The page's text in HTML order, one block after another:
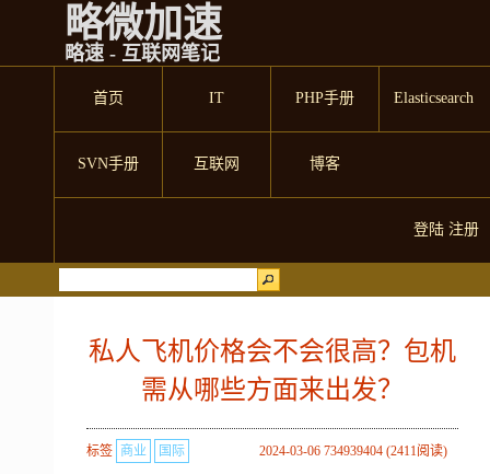
略微加速
略速 - 互联网笔记
首页 IT PHP手册 Elasticsearch
SVN手册 互联网 博客
登陆 注册
私人飞机价格会不会很高？包机
需从哪些方面来出发？
2024-03-06 734939404 (2411阅读)
标签 商业 国际